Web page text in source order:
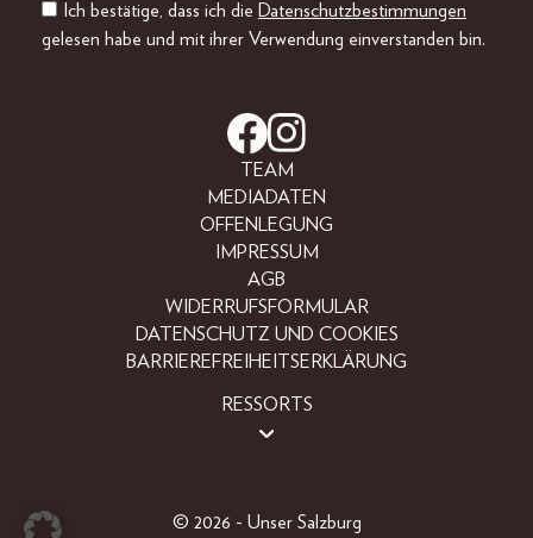
Ich bestätige, dass ich die Datenschutzbestimmungen
gelesen habe und mit ihrer Verwendung einverstanden bin.
TEAM
MEDIADATEN
OFFENLEGUNG
IMPRESSUM
AGB
WIDERRUFSFORMULAR
DATENSCHUTZ UND COOKIES
BARRIEREFREIHEITSERKLÄRUNG
RESSORTS
© 2026 - Unser Salzburg